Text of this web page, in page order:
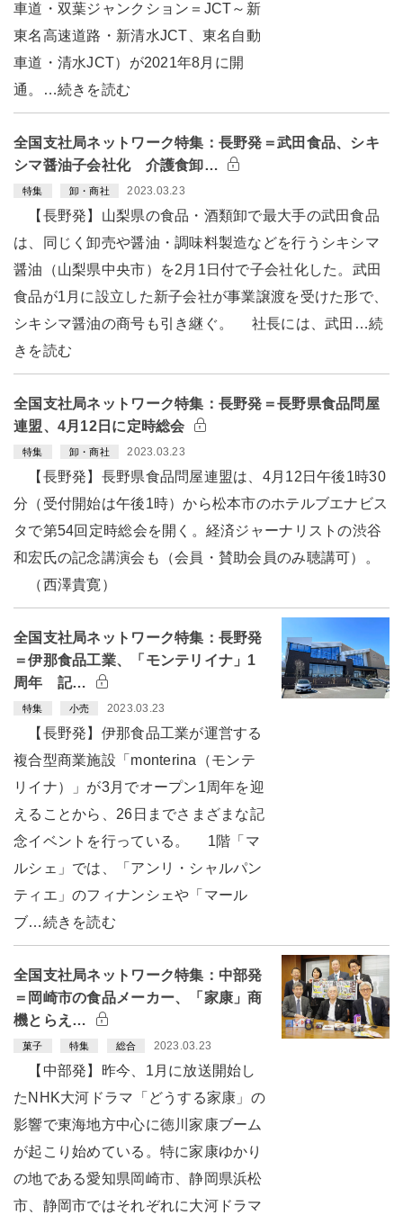
車道・双葉ジャンクション＝JCT～新
東名高速道路・新清水JCT、東名自動
車道・清水JCT）が2021年8月に開
通。…続きを読む
全国支社局ネットワーク特集：長野発＝武田食品、シキ
シマ醤油子会社化 介護食卸…
特集 卸・商社 2023.03.23
【長野発】山梨県の食品・酒類卸で最大手の武田食品
は、同じく卸売や醤油・調味料製造などを行うシキシマ
醤油（山梨県中央市）を2月1日付で子会社化した。武田
食品が1月に設立した新子会社が事業譲渡を受けた形で、
シキシマ醤油の商号も引き継ぐ。 社長には、武田…続
きを読む
全国支社局ネットワーク特集：長野発＝長野県食品問屋
連盟、4月12日に定時総会
特集 卸・商社 2023.03.23
【長野発】長野県食品問屋連盟は、4月12日午後1時30
分（受付開始は午後1時）から松本市のホテルブエナビス
タで第54回定時総会を開く。経済ジャーナリストの渋谷
和宏氏の記念講演会も（会員・賛助会員のみ聴講可）。
（西澤貴寛）
全国支社局ネットワーク特集：長野発
＝伊那食品工業、「モンテリイナ」1
周年 記…
特集 小売 2023.03.23
【長野発】伊那食品工業が運営する
複合型商業施設「monterina（モンテ
リイナ）」が3月でオープン1周年を迎
えることから、26日までさまざまな記
念イベントを行っている。 1階「マ
ルシェ」では、「アンリ・シャルパン
ティエ」のフィナンシェや「マール
ブ…続きを読む
全国支社局ネットワーク特集：中部発
＝岡崎市の食品メーカー、「家康」商
機とらえ…
菓子 特集 総合 2023.03.23
【中部発】昨今、1月に放送開始し
たNHK大河ドラマ「どうする家康」の
影響で東海地方中心に徳川家康ブーム
が起こり始めている。特に家康ゆかり
の地である愛知県岡崎市、静岡県浜松
市、静岡市ではそれぞれに大河ドラマ